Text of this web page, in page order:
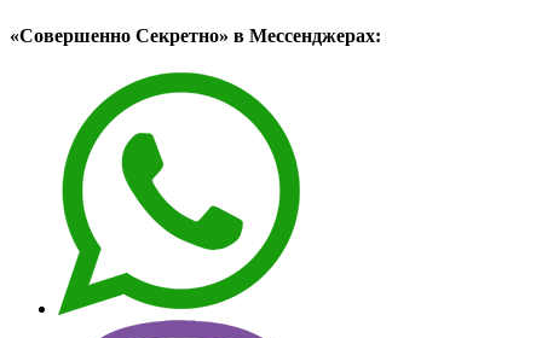
«Совершенно Секретно» в Мессенджерах: